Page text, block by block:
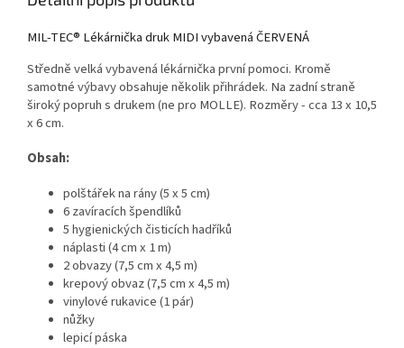
MIL-TEC® Lékárnička druk MIDI vybavená ČERVENÁ
Středně velká vybavená lékárnička první pomoci. Kromě
samotné výbavy obsahuje několik přihrádek. Na zadní straně
široký popruh s drukem (ne pro MOLLE). Rozměry - cca 13 x 10,5
x 6 cm.
Obsah:
polštářek na rány (5 x 5 cm)
6 zavíracích špendlíků
5 hygienických čisticích hadříků
náplasti (4 cm x 1 m)
2 obvazy (7,5 cm x 4,5 m)
krepový obvaz (7,5 cm x 4,5 m)
vinylové rukavice (1 pár)
nůžky
lepicí páska